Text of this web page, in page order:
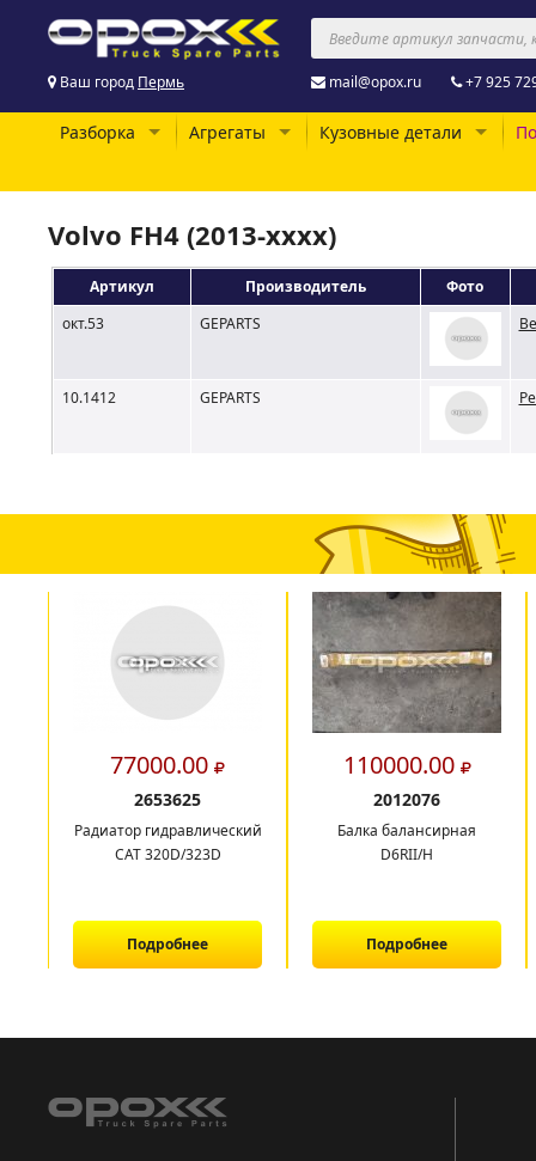
Ваш город Пермь mail@opox.ru +7 925
Разборка Агрегаты Кузовные детали
Volvo FH4 (2013-xxxx)
Артикул Производитель
Фото
окт.53
GEPARTS
10.1412 GEPARTS
77000.00
2653625
Радиатор гидравлический
CAT 320D/323D
Подробнее
110000.00
2012076
Балка балансирная
D6RII/H
Подробнее